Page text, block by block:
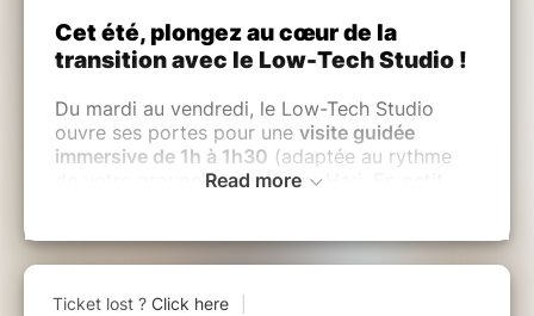
Cet été, plongez au cœur de la
transition avec le Low-Tech Studio !
Du mardi au vendredi, le Low-Tech Studio
ouvre ses portes pour une visite guidée
immersive de 1h à 1h30 (adaptée au rythme
de votre groupe), animée par Hari. En petit
conçus pour repenser notre confort, notre
Read more